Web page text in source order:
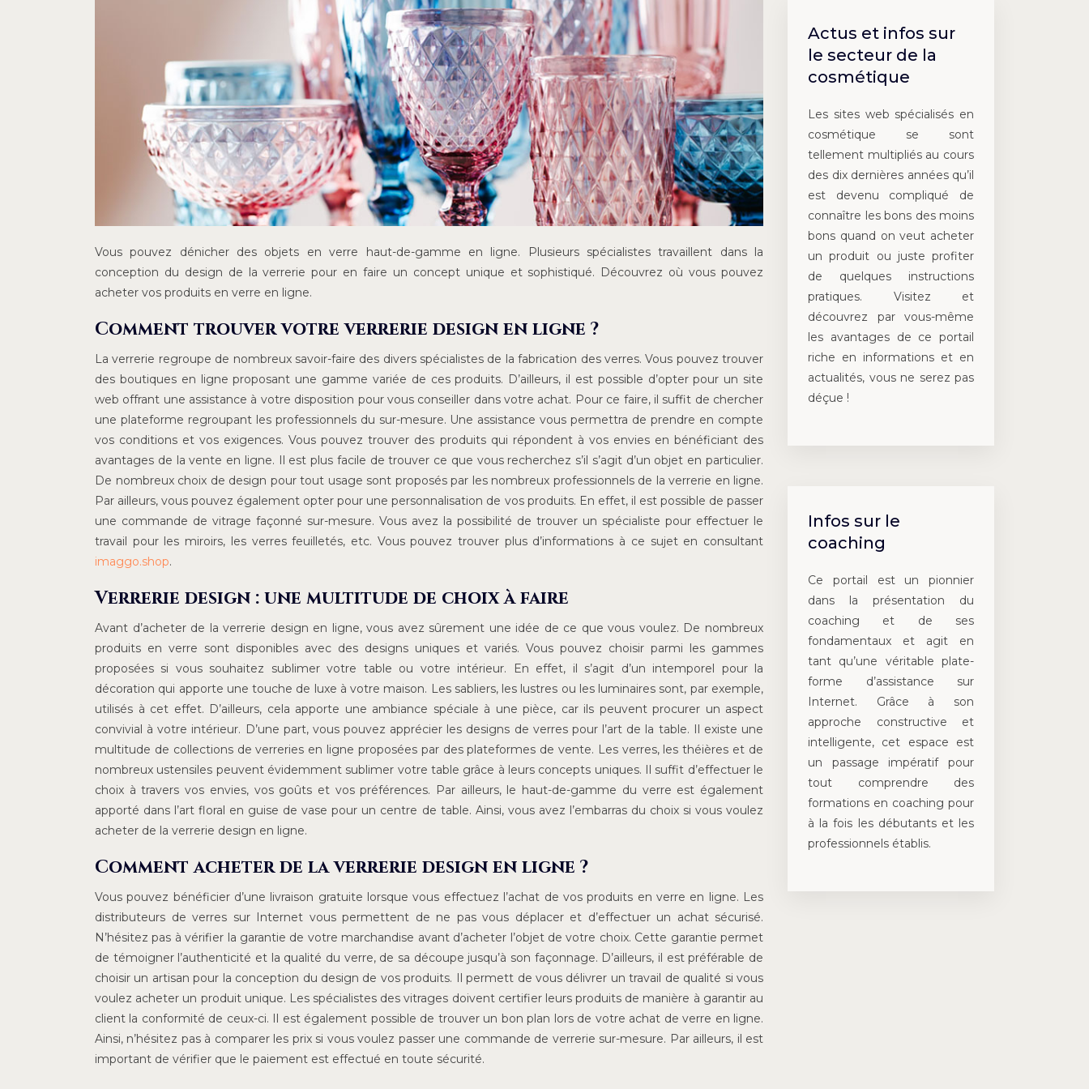
Vous pouvez dénicher des objets en verre haut-de-gamme en ligne. Plusieurs spécialistes travaillent dans la
conception du design de la verrerie pour en faire un concept unique et sophistiqué. Découvrez où vous pouvez
acheter vos produits en verre en ligne.
Comment trouver votre verrerie design en ligne ?
La verrerie regroupe de nombreux savoir-faire des divers spécialistes de la fabrication des verres. Vous pouvez trouver
des boutiques en ligne proposant une gamme variée de ces produits. D’ailleurs, il est possible d’opter pour un site
web offrant une assistance à votre disposition pour vous conseiller dans votre achat. Pour ce faire, il suffit de chercher
une plateforme regroupant les professionnels du sur-mesure. Une assistance vous permettra de prendre en compte
vos conditions et vos exigences. Vous pouvez trouver des produits qui répondent à vos envies en bénéficiant des
avantages de la vente en ligne. Il est plus facile de trouver ce que vous recherchez s’il s’agit d’un objet en particulier.
De nombreux choix de design pour tout usage sont proposés par les nombreux professionnels de la verrerie en ligne.
Par ailleurs, vous pouvez également opter pour une personnalisation de vos produits. En effet, il est possible de passer
une commande de vitrage façonné sur-mesure. Vous avez la possibilité de trouver un spécialiste pour effectuer le
travail pour les miroirs, les verres feuilletés, etc. Vous pouvez trouver plus d’informations à ce sujet en consultant
imaggo.shop.
Verrerie design : une multitude de choix à faire
Avant d’acheter de la verrerie design en ligne, vous avez sûrement une idée de ce que vous voulez. De nombreux
produits en verre sont disponibles avec des designs uniques et variés. Vous pouvez choisir parmi les gammes
proposées si vous souhaitez sublimer votre table ou votre intérieur. En effet, il s’agit d’un intemporel pour la
décoration qui apporte une touche de luxe à votre maison. Les sabliers, les lustres ou les luminaires sont, par exemple,
utilisés à cet effet. D’ailleurs, cela apporte une ambiance spéciale à une pièce, car ils peuvent procurer un aspect
convivial à votre intérieur. D’une part, vous pouvez apprécier les designs de verres pour l’art de la table. Il existe une
multitude de collections de verreries en ligne proposées par des plateformes de vente. Les verres, les théières et de
nombreux ustensiles peuvent évidemment sublimer votre table grâce à leurs concepts uniques. Il suffit d’effectuer le
choix à travers vos envies, vos goûts et vos préférences. Par ailleurs, le haut-de-gamme du verre est également
apporté dans l’art floral en guise de vase pour un centre de table. Ainsi, vous avez l’embarras du choix si vous voulez
acheter de la verrerie design en ligne.
Comment acheter de la verrerie design en ligne ?
Vous pouvez bénéficier d’une livraison gratuite lorsque vous effectuez l’achat de vos produits en verre en ligne. Les
distributeurs de verres sur Internet vous permettent de ne pas vous déplacer et d’effectuer un achat sécurisé.
N’hésitez pas à vérifier la garantie de votre marchandise avant d’acheter l’objet de votre choix. Cette garantie permet
de témoigner l’authenticité et la qualité du verre, de sa découpe jusqu’à son façonnage. D’ailleurs, il est préférable de
choisir un artisan pour la conception du design de vos produits. Il permett de vous délivrer un travail de qualité si vous
voulez acheter un produit unique. Les spécialistes des vitrages doivent certifier leurs produits de manière à garantir au
client la conformité de ceux-ci. Il est également possible de trouver un bon plan lors de votre achat de verre en ligne.
Ainsi, n’hésitez pas à comparer les prix si vous voulez passer une commande de verrerie sur-mesure. Par ailleurs, il est
important de vérifier que le paiement est effectué en toute sécurité.
Actus et infos sur
le secteur de la
cosmétique
Les sites web spécialisés en
cosmétique se sont
tellement multipliés au cours
des dix dernières années qu’il
est devenu compliqué de
connaître les bons des moins
bons quand on veut acheter
un produit ou juste profiter
de quelques instructions
pratiques. Visitez et
découvrez par vous-même
les avantages de ce portail
riche en informations et en
actualités, vous ne serez pas
déçue !
Infos sur le
coaching
Ce portail est un pionnier
dans la présentation du
coaching et de ses
fondamentaux et agit en
tant qu’une véritable plate-
forme d’assistance sur
Internet. Grâce à son
approche constructive et
intelligente, cet espace est
un passage impératif pour
tout comprendre des
formations en coaching pour
à la fois les débutants et les
professionnels établis.